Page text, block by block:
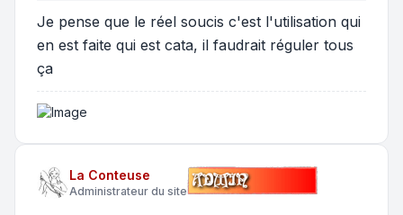
Je pense que le réel soucis c'est l'utilisation qui
en est faite qui est cata, il faudrait réguler tous
ça
La Conteuse
Administrateur du site